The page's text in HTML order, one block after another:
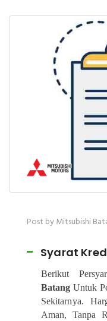
Post by Mitsubishi
Syarat
Berikut
BatangUntuk
Sekitarnya.
Aman, Tanpa